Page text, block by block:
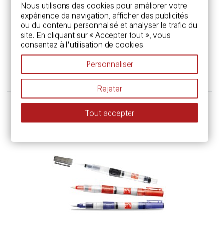
Caran d'Ache
Palette aquarelle - 26x13cm - Caran
d'Ache
Nous utilisons des cookies pour améliorer votre
expérience de navigation, afficher des publicités
ou du contenu personnalisé et analyser le trafic du
site. En cliquant sur « Accepter tout », vous
consentez à l'utilisation de cookies.
Personnaliser
Rejeter
Tout accepter